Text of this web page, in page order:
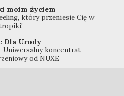
moim życiem
który przeniesie Cię w
Dla Urody
Uniwersalny koncentrat
od NUXE